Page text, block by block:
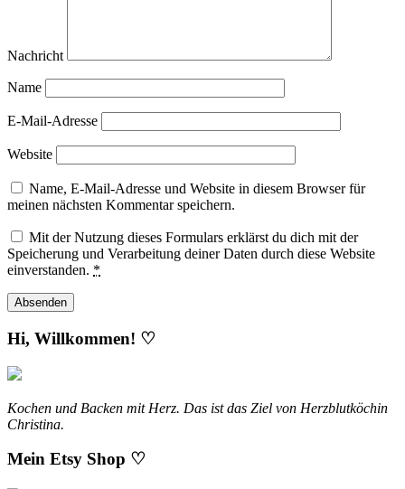
Nachricht
Name
E-Mail-Adresse
Website
Name, E-Mail-Adresse und Website in diesem Browser für
meinen nächsten Kommentar speichern.
Mit der Nutzung dieses Formulars erklärst du dich mit der
Speicherung und Verarbeitung deiner Daten durch diese Website
einverstanden. *
Hi, Willkommen! ♡
Kochen und Backen mit Herz. Das ist das Ziel von Herzblutköchin
Christina.
Mein Etsy Shop ♡